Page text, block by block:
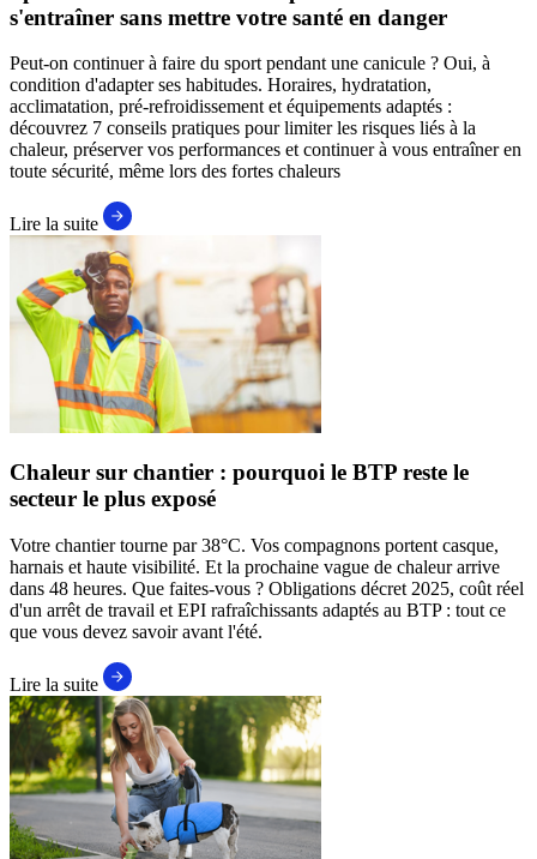
s'entraîner sans mettre votre santé en danger
Peut-on continuer à faire du sport pendant une canicule ? Oui, à
condition d'adapter ses habitudes. Horaires, hydratation,
acclimatation, pré-refroidissement et équipements adaptés :
découvrez 7 conseils pratiques pour limiter les risques liés à la
chaleur, préserver vos performances et continuer à vous entraîner en
toute sécurité, même lors des fortes chaleurs
Lire la suite
Chaleur sur chantier : pourquoi le BTP reste le
secteur le plus exposé
Votre chantier tourne par 38°C. Vos compagnons portent casque,
harnais et haute visibilité. Et la prochaine vague de chaleur arrive
dans 48 heures. Que faites-vous ? Obligations décret 2025, coût réel
d'un arrêt de travail et EPI rafraîchissants adaptés au BTP : tout ce
que vous devez savoir avant l'été.
Lire la suite